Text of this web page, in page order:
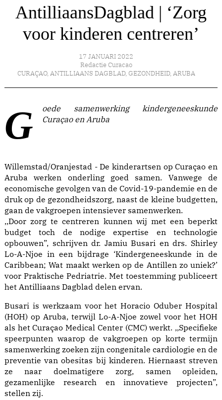
AntilliaansDagblad | ‘Zorg
voor kinderen centreren’
17 JANUARI 2022
Redactie Curacao
CURAÇAO, ANTILLIAANS DAGBLAD, GEZONDHEID, ARUBA
Goede samenwerking kindergeneeskunde Curaçao en Aruba
Willemstad/Oranjestad - De kinderartsen op Curaçao en
Aruba werken onderling goed samen. Vanwege de
economische gevolgen van de Covid-19-pandemie en de
druk op de gezondheidszorg, naast de kleine budgetten,
gaan de vakgroepen intensiever samenwerken.
,,Door zorg te centreren kunnen wij met een beperkt
budget toch de nodige expertise en technologie
opbouwen”, schrijven dr. Jamiu Busari en drs. Shirley
Lo-A-Njoe in een bijdrage ‘Kindergeneeskunde in de
Caribbean; Wat maakt werken op de Antillen zo uniek?’
voor Praktische Pedriatrie. Met toestemming publiceert
het Antilliaans Dagblad delen ervan.
Busari is werkzaam voor het Horacio Oduber Hospital
(HOH) op Aruba, terwijl Lo-A-Njoe zowel voor het HOH
als het Curaçao Medical Center (CMC) werkt. ,,Specifieke
speerpunten waarop de vakgroepen op korte termijn
samenwerking zoeken zijn congenitale cardiologie en de
preventie van obesitas bij kinderen. Hiernaast streven
ze naar doelmatigere zorg, samen opleiden,
gezamenlijke research en innovatieve projecten”,
stellen zij.